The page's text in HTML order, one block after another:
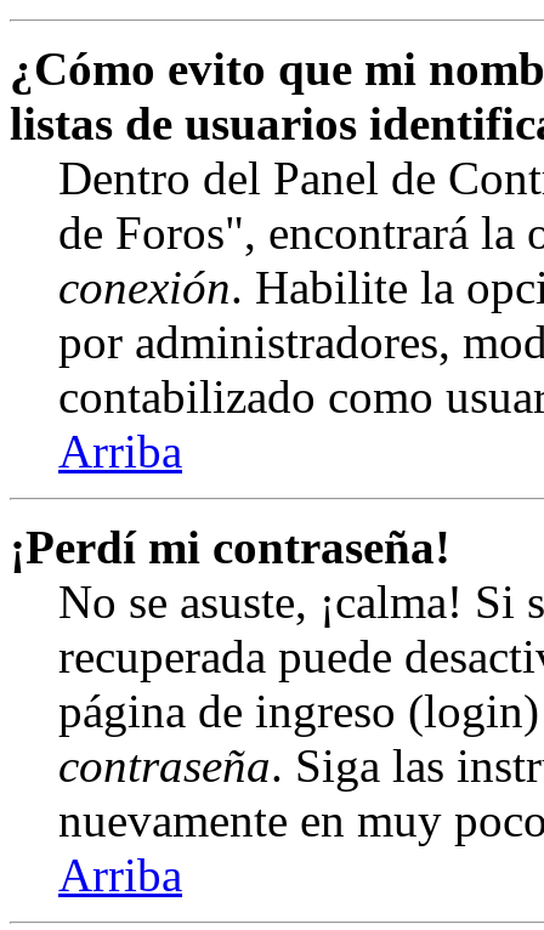
¿Cómo evito que mi
listas de usuarios
Dentro del Panel de
de Foros", encontrará la
conexión. Habilite la
por administradores,
contabilizado como
Arriba
¡Perdí mi contraseña!
No se asuste, ¡calma! Si
recuperada puede
página de ingreso
contraseña. Siga las
nuevamente en muy
Arriba